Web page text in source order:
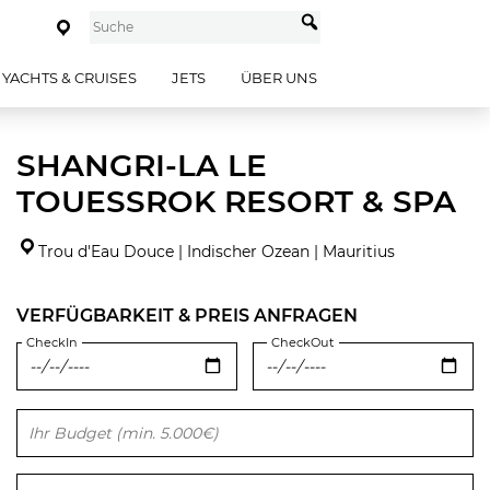
YACHTS & CRUISES JETS ÜBER UNS
SHANGRI-LA LE
TOUESSROK RESORT & SPA
Trou d'Eau Douce | Indischer Ozean | Mauritius
VERFÜGBARKEIT & PREIS ANFRAGEN
CheckIn CheckOut
Bitte lasse dieses Feld leer.